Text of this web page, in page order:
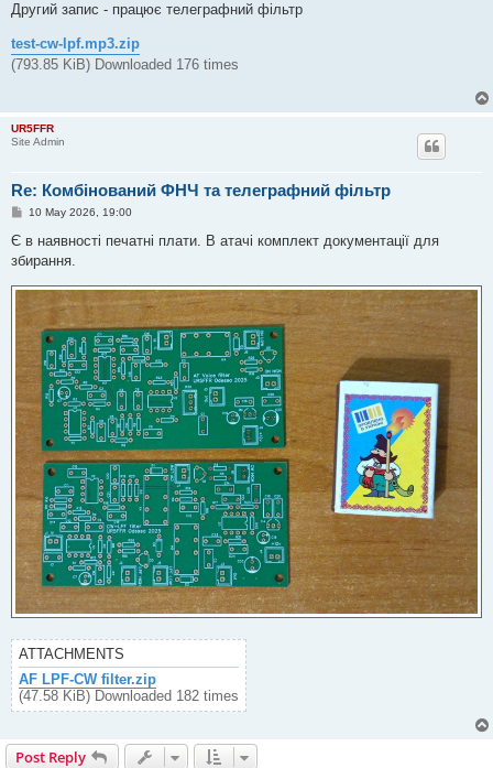
Другий запис - працює телеграфний фільтр
test-cw-lpf.mp3.zip
(793.85 KiB) Downloaded 176 times
UR5FFR
Site Admin
Re: Комбінований ФНЧ та телеграфний фільтр
P
s
10 May 2026, 19:00
Є в наявності печатні плати. В атачі комплект документації для
збирання.
ATTACHMENTS
AF LPF-CW filter.zip
(47.58 KiB) Downloaded 182 times
Post Reply